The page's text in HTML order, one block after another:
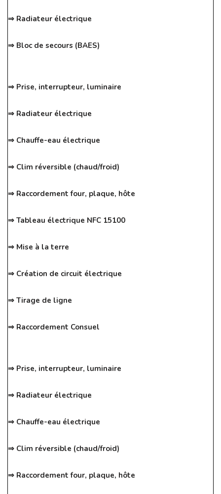
⇒ Radiateur électrique
⇒ Bloc de secours (BAES)
⇒ Prise, interrupteur, luminaire
⇒ Radiateur électrique
⇒ Chauffe-eau électrique
⇒ Clim réversible (chaud/froid)
⇒ Raccordement four, plaque, hôte
⇒ Tableau électrique NFC 15100
⇒ Mise à la terre
⇒ Création de circuit électrique
⇒ Tirage de ligne
⇒ Raccordement Consuel
⇒ Prise, interrupteur, luminaire
⇒ Radiateur électrique
⇒ Chauffe-eau électrique
⇒ Clim réversible (chaud/froid)
⇒ Raccordement four, plaque, hôte